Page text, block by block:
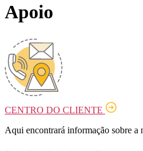
Apoio
CENTRO DO CLIENTE
Aqui encontrará informação sobre a